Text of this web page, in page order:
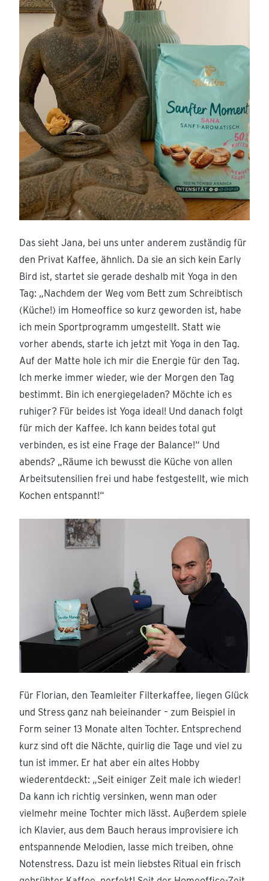
Das sieht Jana, bei uns unter anderem zuständig für
den Privat Kaffee, ähnlich. Da sie an sich kein Early
Bird ist, startet sie gerade deshalb mit Yoga in den
Tag: „Nachdem der Weg vom Bett zum Schreibtisch
(Küche!) im Homeoffice so kurz geworden ist, habe
ich mein Sportprogramm umgestellt. Statt wie
vorher abends, starte ich jetzt mit Yoga in den Tag.
Auf der Matte hole ich mir die Energie für den Tag.
Ich merke immer wieder, wie der Morgen den Tag
bestimmt. Bin ich energiegeladen? Möchte ich es
ruhiger? Für beides ist Yoga ideal! Und danach folgt
für mich der Kaffee. Ich kann beides total gut
verbinden, es ist eine Frage der Balance!“ Und
abends? „Räume ich bewusst die Küche von allen
Arbeitsutensilien frei und habe festgestellt, wie mich
Kochen entspannt!“
Für Florian, den Teamleiter Filterkaffee, liegen Glück
und Stress ganz nah beieinander – zum Beispiel in
Form seiner 13 Monate alten Tochter. Entsprechend
kurz sind oft die Nächte, quirlig die Tage und viel zu
tun ist immer. Er hat aber ein altes Hobby
wiederentdeckt: „Seit einiger Zeit male ich wieder!
Da kann ich richtig versinken, wenn man oder
vielmehr meine Tochter mich lässt. Außerdem spiele
ich Klavier, aus dem Bauch heraus improvisiere ich
entspannende Melodien, lasse mich treiben, ohne
Notenstress. Dazu ist mein liebstes Ritual ein frisch